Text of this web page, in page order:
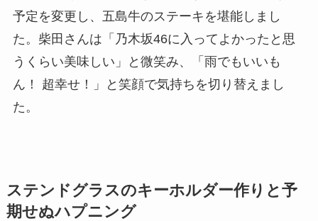
予定を変更し、五島牛のステーキを堪能しまし
た。柴田さんは「乃木坂46に入ってよかったと思
うくらい美味しい」と微笑み、「雨でもいいも
ん！ 超幸せ！」と笑顔で気持ちを切り替えまし
た。
ステンドグラスのキーホルダー作りと予
期せぬハプニング